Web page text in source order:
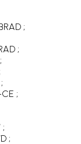
;
;
;
;